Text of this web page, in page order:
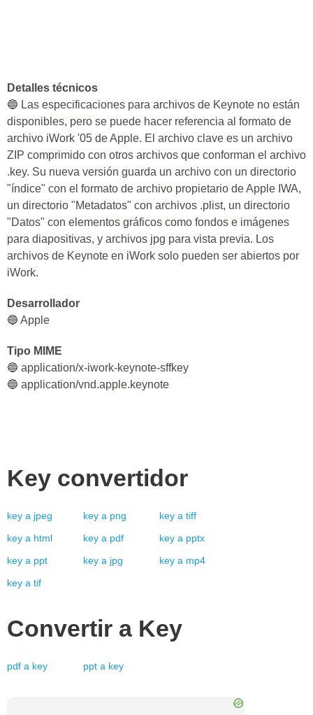
Detalles técnicos
🔵 Las especificaciones para archivos de Keynote no están
disponibles, pero se puede hacer referencia al formato de
archivo iWork '05 de Apple. El archivo clave es un archivo
ZIP comprimido con otros archivos que conforman el archivo
.key. Su nueva versión guarda un archivo con un directorio
"índice" con el formato de archivo propietario de Apple IWA,
un directorio "Metadatos" con archivos .plist, un directorio
"Datos" con elementos gráficos como fondos e imágenes
para diapositivas, y archivos jpg para vista previa. Los
archivos de Keynote en iWork solo pueden ser abiertos por
iWork.
Desarrollador
🔵 Apple
Tipo MIME
🔵 application/x-iwork-keynote-sffkey
🔵 application/vnd.apple.keynote
Key convertidor
key a jpeg key a png key a tiff
key a html key a pdf key a pptx
key a ppt key a jpg key a mp4
key a tif
Convertir a Key
pdf a key ppt a key